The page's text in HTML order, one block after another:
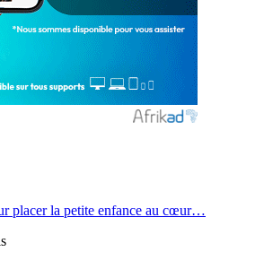
placer la petite enfance au cœur…